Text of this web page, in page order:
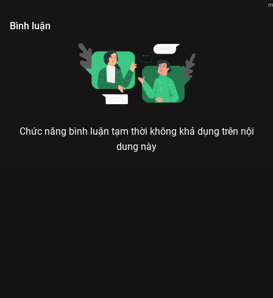
Bình luận
Chức năng bình luận tạm thời không khả dụng trên nội
dung này